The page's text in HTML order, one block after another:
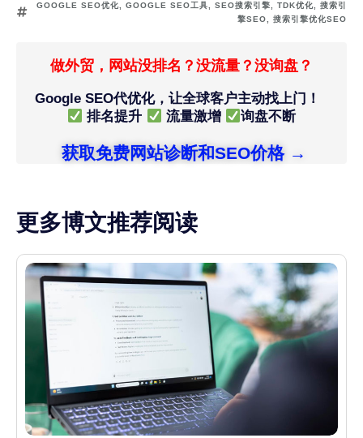
GOOGLE SEO优化, GOOGLE SEO工具, SEO搜索引擎, TDK优化, 搜索引
擎SEO, 搜索引擎优化SEO
做外贸，网站没排名？没流量？没询盘？
Google SEO代优化，让全球客户主动找上门！
排名提升
流量激增 询盘不断
获取免费网站诊断和SEO价格 →
更多博文推荐阅读